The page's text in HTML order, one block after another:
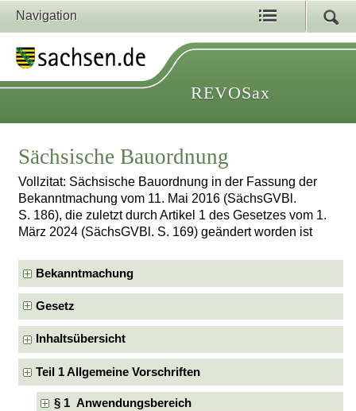
Navigation
REVOSax
Sächsische Bauordnung
Vollzitat: Sächsische Bauordnung in der Fassung der
Bekanntmachung vom 11. Mai 2016 (SächsGVBl.
S. 186), die zuletzt durch Artikel 1 des Gesetzes vom 1.
März 2024 (SächsGVBl. S. 169) geändert worden ist
Bekanntmachung
Gesetz
Inhaltsübersicht
Teil 1 Allgemeine Vorschriften
§ 1 Anwendungsbereich